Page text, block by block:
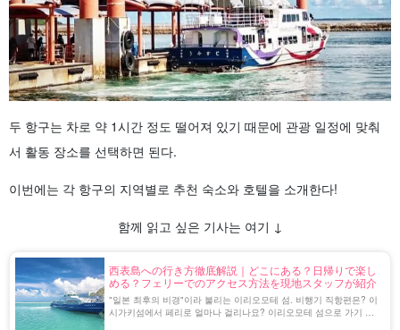
두 항구는 차로 약 1시간 정도 떨어져 있기 때문에 관광 일정에 맞춰
서 활동 장소를 선택하면 된다.
이번에는 각 항구의 지역별로 추천 숙소와 호텔을 소개한다!
함께 읽고 싶은 기사는 여기 ↓
西表島への行き方徹底解説｜どこにある？日帰りで楽し
める？フェリーでのアクセス方法を現地スタッフが紹介
"일본 최후의 비경"이라 불리는 이리오모테 섬. 비행기 직항편은? 이
시가키섬에서 페리로 얼마나 걸리나요? 이리오모테 섬으로 가기 위